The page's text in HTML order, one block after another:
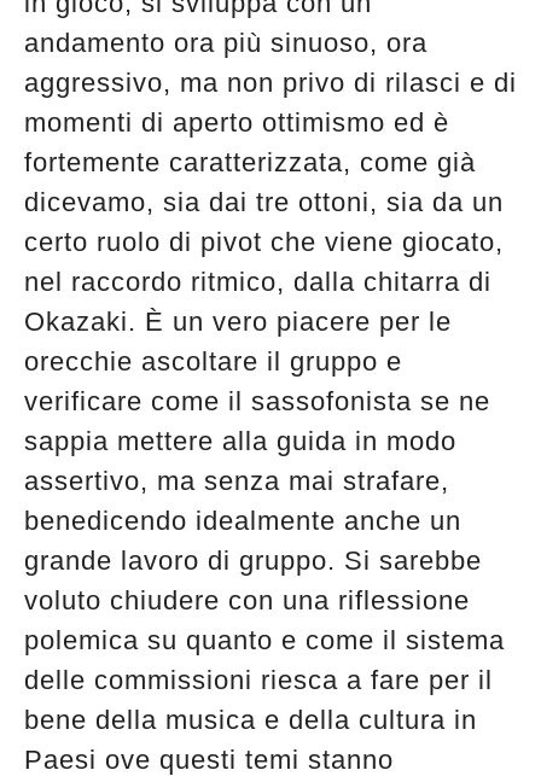
andamento ora più sinuoso, ora
aggressivo, ma non privo di rilasci e di
momenti di aperto ottimismo ed è
fortemente caratterizzata, come già
dicevamo, sia dai tre ottoni, sia da un
certo ruolo di pivot che viene giocato,
nel raccordo ritmico, dalla chitarra di
Okazaki. È un vero piacere per le
orecchie ascoltare il gruppo e
verificare come il sassofonista se ne
sappia mettere alla guida in modo
assertivo, ma senza mai strafare,
benedicendo idealmente anche un
grande lavoro di gruppo. Si sarebbe
voluto chiudere con una riflessione
polemica su quanto e come il sistema
delle commissioni riesca a fare per il
bene della musica e della cultura in
Paesi ove questi temi stanno